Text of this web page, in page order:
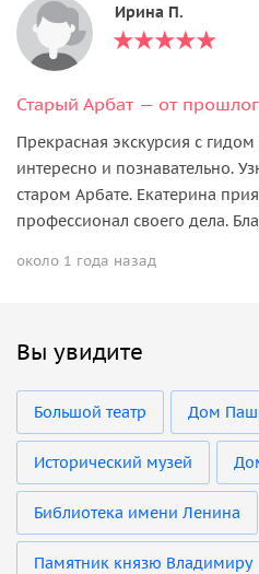
Ирина П.
Старый Арбат — от
Прекрасная экскурсия с
интересно и познавательно.
старом Арбате. Екатерина
профессионал своего дела.
около 1 года назад
Вы увидите
Большой театр Дом
Исторический музей
Библиотека имени Ленина
Памятник князю Владимиру